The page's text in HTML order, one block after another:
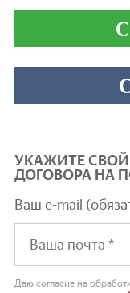
УКАЖИТЕ СВОЙ
ДОГОВОРА НА
Ваш e-mail
Даю согласие на